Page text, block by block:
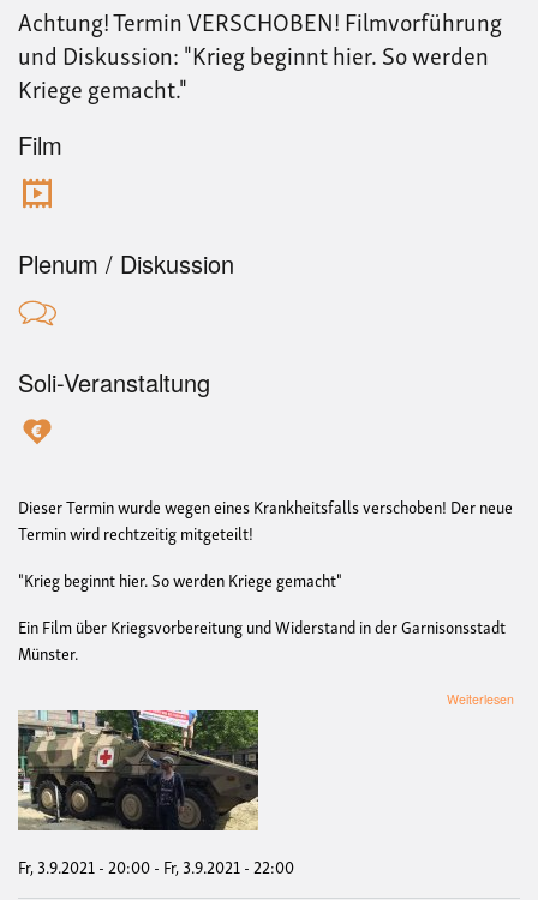
Achtung! Termin VERSCHOBEN! Filmvorführung
und Diskussion: "Krieg beginnt hier. So werden
Kriege gemacht."
Film
Plenum / Diskussion
Soli-Veranstaltung
Dieser Termin wurde wegen eines Krankheitsfalls verschoben! Der neue
Termin wird rechtzeitig mitgeteilt!
"Krieg beginnt hier. So werden Kriege gemacht"
Ein Film über Kriegsvorbereitung und Widerstand in der Garnisonsstadt
Münster.
Weiterlesen
Fr, 3.9.2021 - 20:00- Fr, 3.9.2021 - 22:00